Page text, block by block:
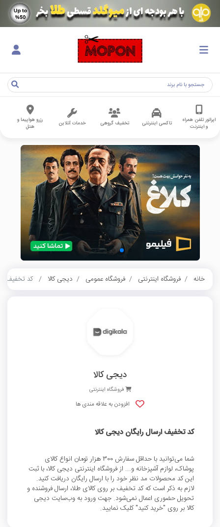
اپراتور تلفن همراه
و اینترنت
تاکسی اینترنتی تخفیف گروهی خدمات آنلاین
رزرو هواپیما و
هتل
خانه فروشگاه اینترنتی فروشگاه عمومی دیجی کالا کد تخفیف
دیجی کالا
فروشگاه اینترنتی
افزودن به علاقه مندی ها
کد تخفیف ارسال رایگان دیجی کالا
شما می‌توانید با حداقل سفارش 300 هزار تومان انواع کالای
پوشاک، لوازم آشپزخانه و... از فروشگاه اینترنتی دیجی کالا، با ثبت
این کد محصولات مد نظر خود را با ارسال رایگان دریافت کنید.
لازم به ذکر است که کد تخفیف بر روی کالای طلا، ارسال فروشنده و
تحویل حضوری اعمال نمی‌شود. جهت ورود به وب‌سایت دیجی
کالا بر روی "خرید کنید" کلیک نمایید.